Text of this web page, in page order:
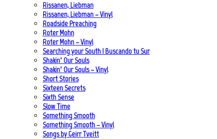
Rissanen, Liebman
Rissanen, Liebman – Vinyl
Roadside Preaching
Roter Mohn
Roter Mohn – Vinyl
Searching your South | Buscando tu Sur
Shakin‘ Our Souls
Shakin‘ Our Souls – Vinyl
Short Stories
Sixteen Secrets
Sixth Sense
Slow Time
Something Smooth
Something Smooth – Vinyl
Songs by Geirr Tveitt